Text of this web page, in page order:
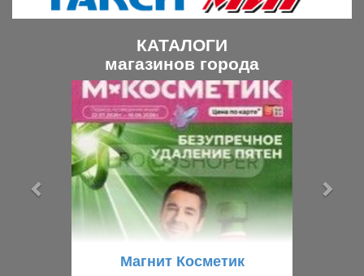
КАТАЛОГИ
магазинов города
Магнит Косметик